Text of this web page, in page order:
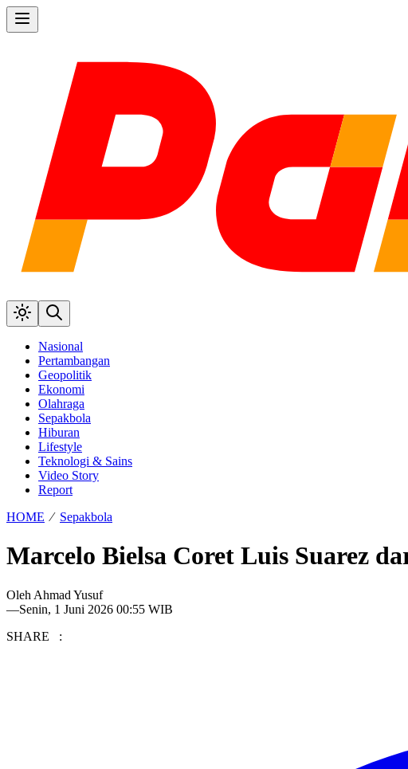
Nasional
Pertambangan
Geopolitik
Ekonomi
Olahraga
Sepakbola
Hiburan
Lifestyle
Teknologi & Sains
Video Story
Report
HOME ⁄ Sepakbola
Marcelo Bielsa Coret Luis Suarez
Oleh Ahmad Yusuf
—Senin, 1 Juni 2026 00:55 WIB
SHARE :